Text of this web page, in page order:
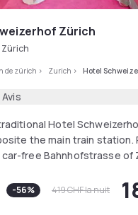
Zürich
Zürich
de zürich > Zurich > Hotel
Hotel
the main train station.
free Bahnhofstrasse of
and banks, and can
of Limmatstadt. 5
-56% 419 CHFla nuit